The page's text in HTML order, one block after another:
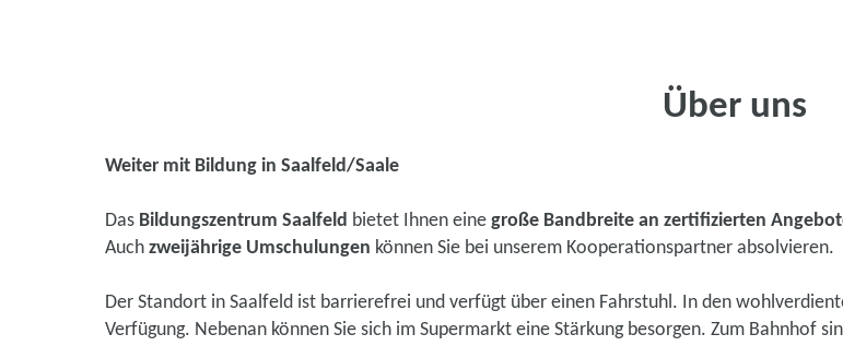
Über uns
Weiter mit Bildung in Saalfeld/Saale
Das Bildungszentrum Saalfeld bietet Ihnen eine große Bandbreite an zertifizierten
Auch zweijährige Umschulungen können Sie bei unserem Kooperationspartner absolvieren.
Der Standort in Saalfeld ist barrierefrei und verfügt über einen Fahrstuhl. In den
Verfügung. Nebenan können Sie sich im Supermarkt eine Stärkung besorgen. Zum Bahnhof